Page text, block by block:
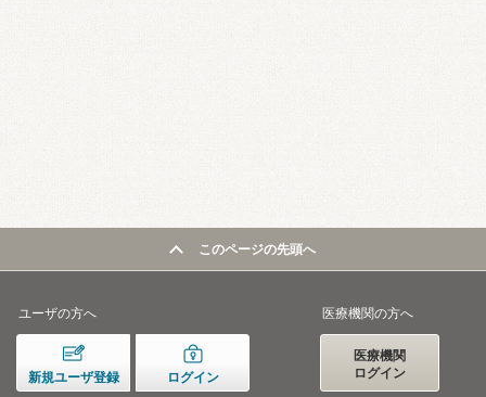
このページの先頭へ
ユーザの方へ
新規ユーザ登録 ログイン
医療機関の方へ
医療機関
ログイン